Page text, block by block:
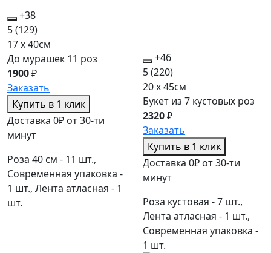
+38
5(129)
17 x 40см
До мурашек 11 роз
1900₽
Заказать
Купить в 1 клик
Доставка 0₽ от 30-ти
минут
Роза 40 см - 11 шт.,
Современная упаковка -
1 шт., Лента атласная - 1
шт.
+46
5(220)
20 x 45см
Букет из 7 кустовых роз
2320₽
Заказать
Купить в 1 клик
Доставка 0₽ от 30-ти
минут
Роза кустовая - 7 шт.,
Лента атласная - 1 шт.,
Современная упаковка -
1 шт.